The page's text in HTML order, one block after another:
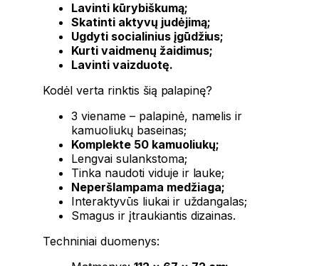
Lavinti kūrybiškumą;
Skatinti aktyvų judėjimą;
Ugdyti socialinius įgūdžius;
Kurti vaidmenų žaidimus;
Lavinti vaizduotę.
Kodėl verta rinktis šią palapinę?
3 viename – palapinė, namelis ir
kamuoliukų baseinas;
Komplekte 50 kamuoliukų;
Lengvai sulankstoma;
Tinka naudoti viduje ir lauke;
Neperšlampama medžiaga;
Interaktyvūs liukai ir uždangalas;
Smagus ir įtraukiantis dizainas.
Techniniai duomenys: